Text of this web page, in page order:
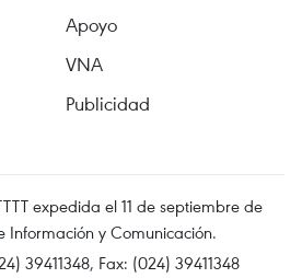
Apoyo
VNA
Publicidad
expedida el 11 de septiembre de
Información y Comunicación.
39411348, Fax: (024) 39411348